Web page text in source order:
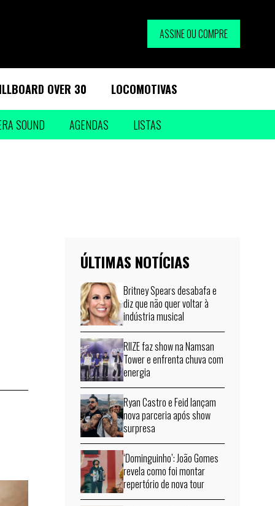
ASSINE OU COMPRE
OVER 30 LOCOMOTIVAS
SOUND AGENDAS LISTAS
ÚLTIMAS NOTÍCIAS
Britney Spears desabafa e
diz que não quer voltar à
indústria musical
RIIZE faz show na Namsan
Tower e enfrenta chuva com
energia
Ryan Castro e Feid lançam
nova parceria após show
surpresa
‘Dominguinho’: João Gomes
revela como foi montar
repertório de nova tour